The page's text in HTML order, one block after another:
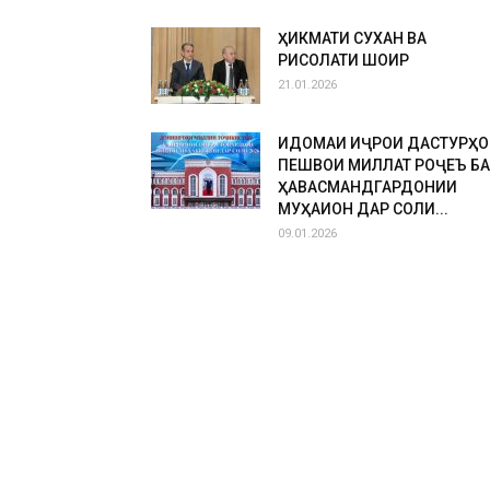
ҲИКМАТИ СУХАН ВА
РИСОЛАТИ ШОИР
21.01.2026
ИДОМАИ ИҶРОИ
ПЕШВОИ МИЛЛАТ РОҶЕЪ БА
ҲАВАСМАНДГАРДОНИИ
МУҲАҚҚИҚОН ДАР СОЛИ...
09.01.2026